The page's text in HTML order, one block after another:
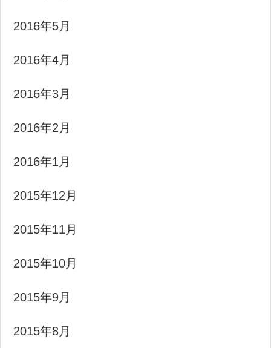
2016年5月
2016年4月
2016年3月
2016年2月
2016年1月
2015年12月
2015年11月
2015年10月
2015年9月
2015年8月